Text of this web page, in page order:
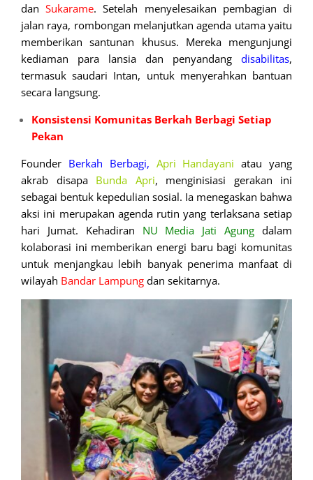
danSukarame. Setelah menyelesaikan pembagian di
jalan raya, rombongan melanjutkan agenda utama yaitu
memberikan santunan khusus. Mereka mengunjungi
kediaman para lansia dan penyandang disabilitas,
termasuk saudari Intan, untuk menyerahkan bantuan
secara langsung.
Konsistensi Komunitas Berkah Berbagi Setiap
Pekan
Founder Berkah Berbagi, Apri Handayani atau yang
akrab disapa Bunda Apri, menginisiasi gerakan ini
sebagai bentuk kepedulian sosial. Ia menegaskan bahwa
aksi ini merupakan agenda rutin yang terlaksana setiap
hari Jumat. Kehadiran NU Media Jati Agung dalam
kolaborasi ini memberikan energi baru bagi komunitas
untuk menjangkau lebih banyak penerima manfaat di
wilayah Bandar Lampung dan sekitarnya.